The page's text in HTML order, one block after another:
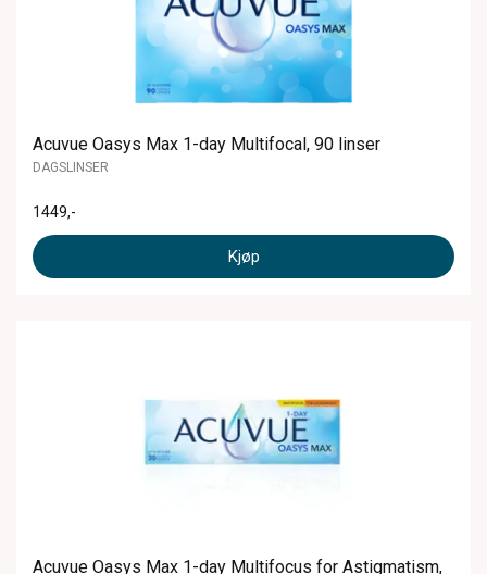
Acuvue Oasys Max 1-day Multifocal, 90 linser
DAGSLINSER
1449,-
Kjøp
Acuvue Oasys Max 1-day Multifocus for Astigmatism,